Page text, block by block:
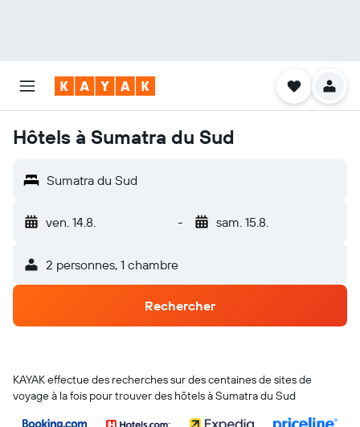
Hôtels à Sumatra du Sud
Sumatra du Sud
ven. 14.8. - sam. 15.8.
2 personnes, 1 chambre
Rechercher
KAYAK effectue des recherches sur des centaines de sites de
voyage à la fois pour trouver des hôtels à Sumatra du Sud